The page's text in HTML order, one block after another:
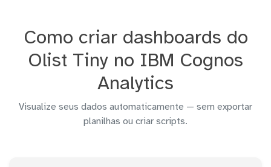
Como criar dashboards do
Olist Tiny no IBM Cognos
Analytics
Visualize seus dados automaticamente — sem exportar
planilhas ou criar scripts.